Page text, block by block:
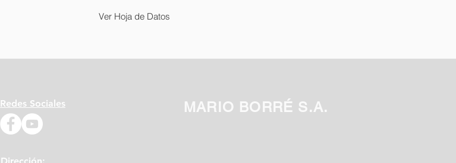
Ver Hoja de Datos
MARIO BORRÉ S.A.
Redes Sociales